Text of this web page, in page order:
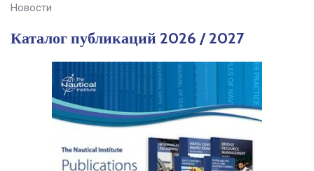
Новости
Каталог публикаций 2026 / 2027